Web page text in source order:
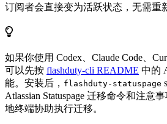
订阅者会直接变为活跃状态，无需重
如果你使用 Codex、Claude Code、
可以先按 flashduty-cli README 中的
能。安装后， flashduty-statuspage
Atlassian Statuspage 迁移命令和注意
地终端协助执行迁移。